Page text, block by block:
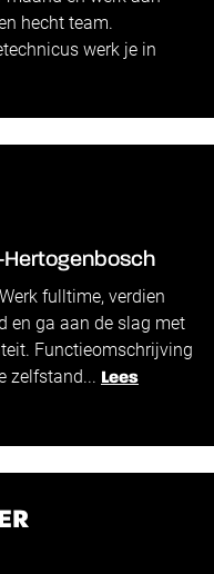
hecht team.
werk je in
Hertogenbosch
fulltime, verdien
en ga aan de slag met
Functieomschrijving
zelfstand... Lees